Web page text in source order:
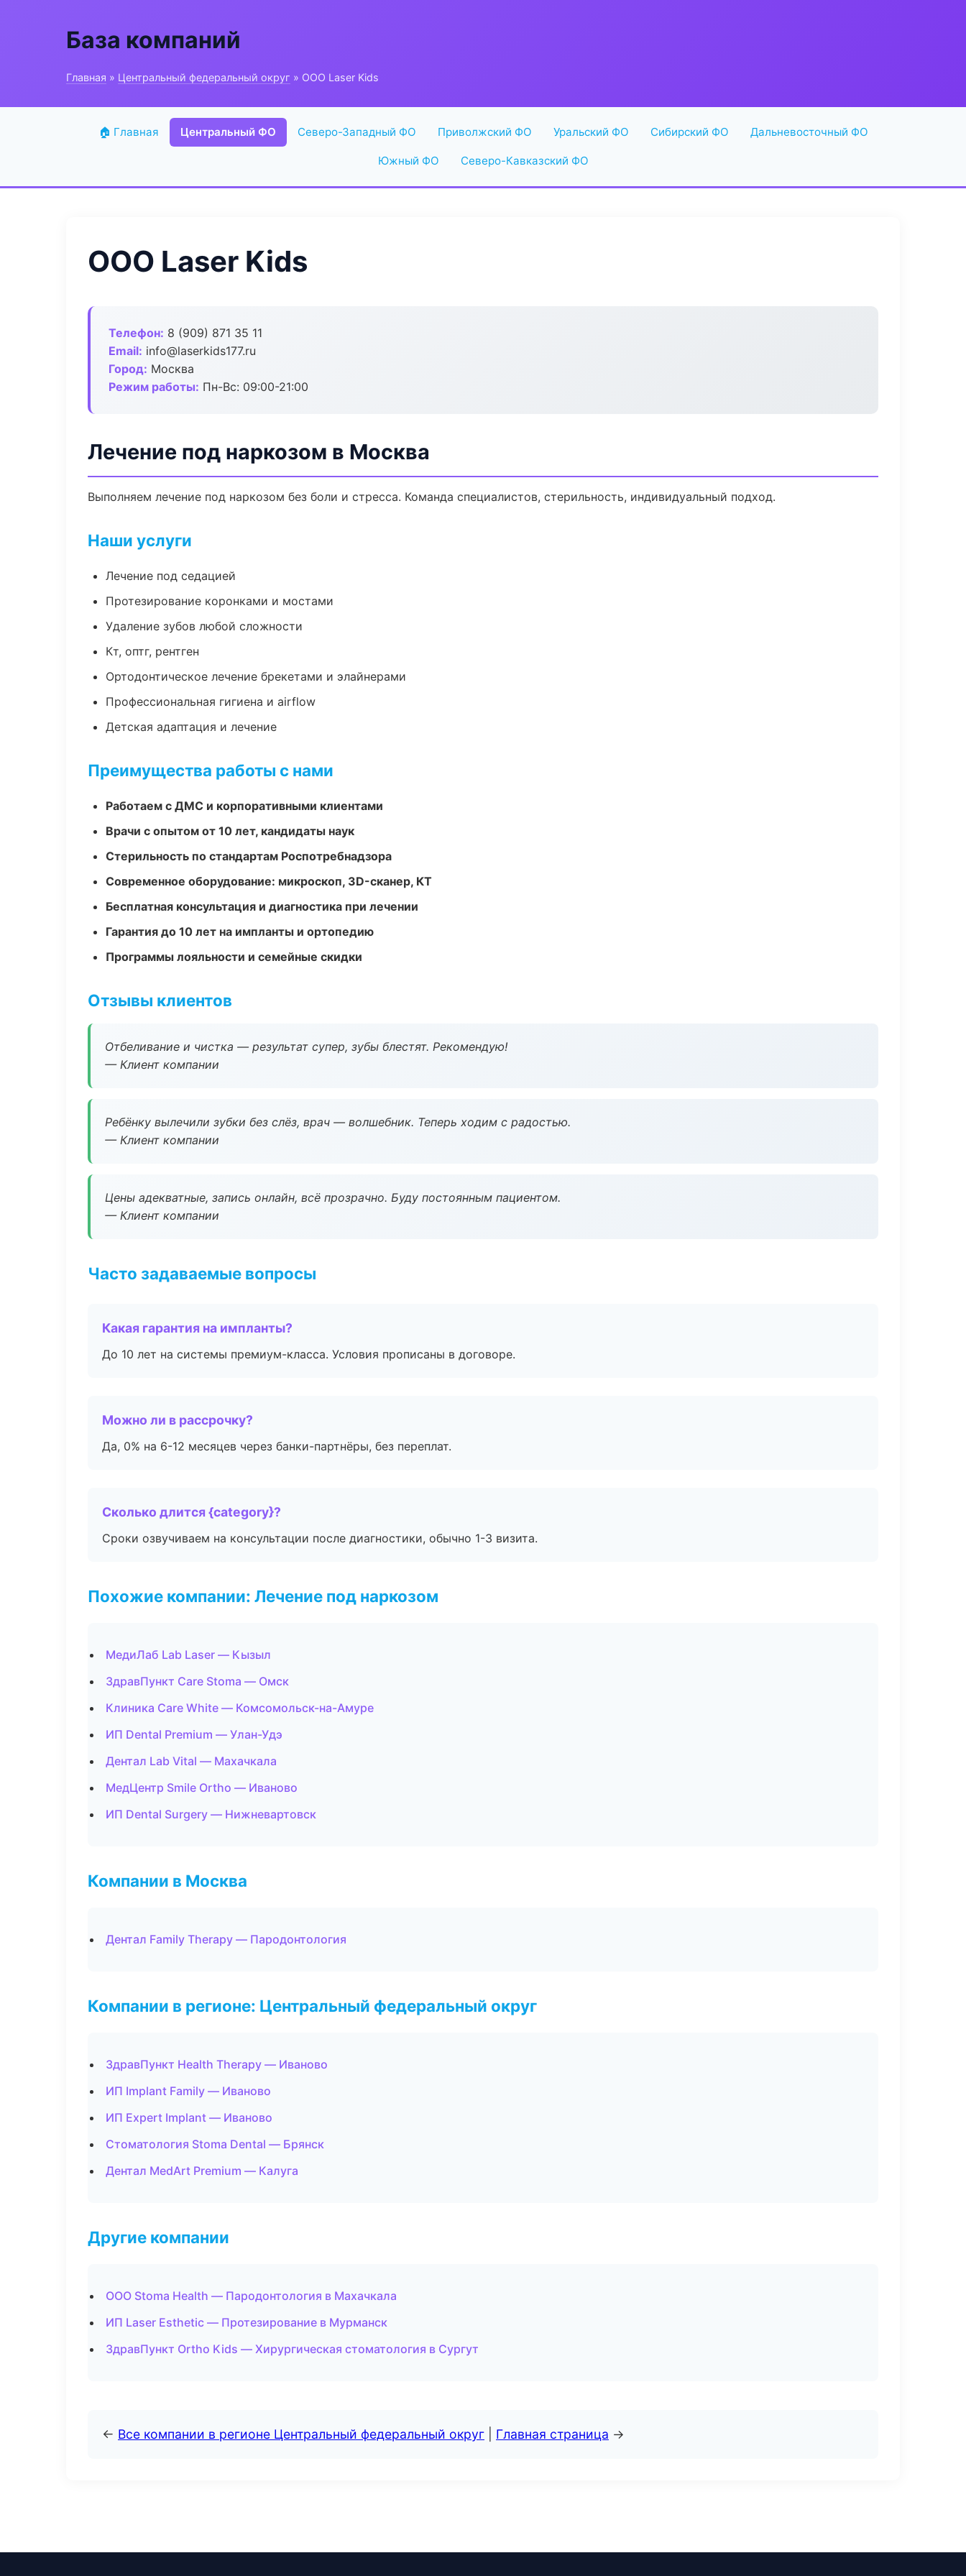
База компаний
Главная » Центральный федеральный округ » ООО Laser Kids
🏠 Главная Центральный ФО Северо-Западный ФО Приволжский ФО Уральский ФО Сибирский ФО Дальневосточный ФО
Южный ФО Северо-Кавказский ФО
ООО Laser Kids
Телефон: 8 (909) 871 35 11
Email: info@laserkids177.ru
Город: Москва
Режим работы: Пн-Вс: 09:00-21:00
Лечение под наркозом в Москва
Выполняем лечение под наркозом без боли и стресса. Команда специалистов, стерильность, индивидуальный подход.
Наши услуги
Лечение под седацией
Протезирование коронками и мостами
Удаление зубов любой сложности
Кт, оптг, рентген
Ортодонтическое лечение брекетами и элайнерами
Профессиональная гигиена и airflow
Детская адаптация и лечение
Преимущества работы с нами
Работаем с ДМС и корпоративными клиентами
Врачи с опытом от 10 лет, кандидаты наук
Стерильность по стандартам Роспотребнадзора
Современное оборудование: микроскоп, 3D-сканер, КТ
Бесплатная консультация и диагностика при лечении
Гарантия до 10 лет на импланты и ортопедию
Программы лояльности и семейные скидки
Отзывы клиентов
Отбеливание и чистка — результат супер, зубы блестят. Рекомендую!
— Клиент компании
Ребёнку вылечили зубки без слёз, врач — волшебник. Теперь ходим с радостью.
— Клиент компании
Цены адекватные, запись онлайн, всё прозрачно. Буду постоянным пациентом.
— Клиент компании
Часто задаваемые вопросы
Какая гарантия на импланты?
До 10 лет на системы премиум-класса. Условия прописаны в договоре.
Можно ли в рассрочку?
Да, 0% на 6-12 месяцев через банки-партнёры, без переплат.
Сколько длится {category}?
Сроки озвучиваем на консультации после диагностики, обычно 1-3 визита.
Похожие компании: Лечение под наркозом
МедиЛаб Lab Laser — Кызыл
ЗдравПункт Care Stoma — Омск
Клиника Care White — Комсомольск-на-Амуре
ИП Dental Premium — Улан-Удэ
Дентал Lab Vital — Махачкала
МедЦентр Smile Ortho — Иваново
ИП Dental Surgery — Нижневартовск
Компании в Москва
Дентал Family Therapy — Пародонтология
Компании в регионе: Центральный федеральный округ
ЗдравПункт Health Therapy — Иваново
ИП Implant Family — Иваново
ИП Expert Implant — Иваново
Стоматология Stoma Dental — Брянск
Дентал MedArt Premium — Калуга
Другие компании
ООО Stoma Health — Пародонтология в Махачкала
ИП Laser Esthetic — Протезирование в Мурманск
ЗдравПункт Ortho Kids — Хирургическая стоматология в Сургут
← Все компании в регионе Центральный федеральный округ Главная страница →